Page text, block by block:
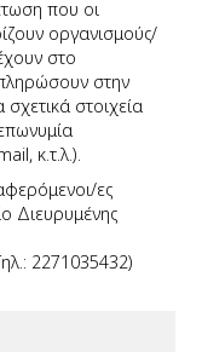
που οι
οργανισμούς/
στο
στην
σχετικά στοιχεία
, κ.τ.λ.).
ες
Διευρυμένης
2271035432)